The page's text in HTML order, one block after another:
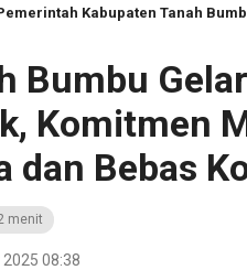
Kabupaten Tanah
Bumbu
Komitmen
dan Bebas
menit
08:38